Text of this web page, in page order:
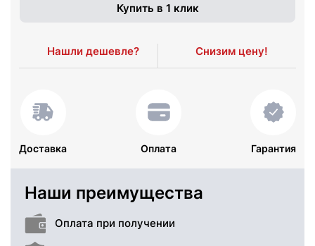
Купить в 1 клик
Нашли дешевле? Снизим цену!
Доставка Оплата Гарантия
Наши преимущества
Оплата при получении